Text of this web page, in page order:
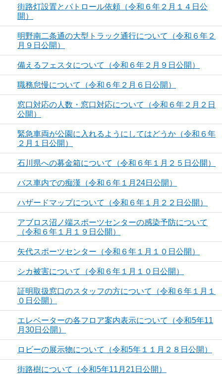
街路灯設置とパトロール依頼（令和６年２月１４日公
開）
明野南二条通の大型トラック通行について（令和６年２
月９日公開）
備えるフェスタについて（令和６年２月９日公開）
職務怠慢について（令和６年２月６日公開）
窓口対応の人数・窓口対応について（令和６年２月２日
公開）
緊急車両が公園に入れるようにしてはどうか（令和６年
２月１日公開）
石川県への募金箱について（令和６年１月２５日公開）
バス車内での痴漢（令和６年１月24日公開）
ハザードマップについて（令和６年１月２２日公開）
アブロス沼ノ端スポーツセンターの感染予防について
（令和６年１月１９日公開）
矢代スポーツセンター（令和６年１月１０日公開）
シカ被害について（令和６年１月１０日公開）
証明取扱窓口のスタッフの方について（令和６年１月１
０日公開）
エレベーターの各フロア案内表示について（令和5年11
月30日公開）
ロビーの展示物について（令和5年１１月２８日公開）
街路樹について（令和5年11月21日公開）